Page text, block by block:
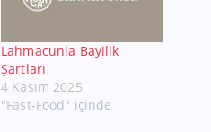
Lahmacunla Bayilik
Şartları
4 Kasım 2025
"Fast-Food" içinde